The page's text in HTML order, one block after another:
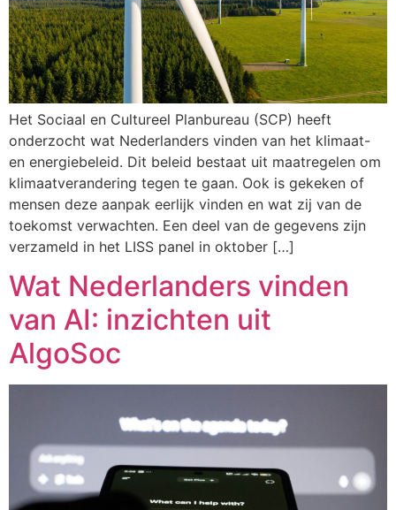
Het Sociaal en Cultureel Planbureau (SCP) heeft
onderzocht wat Nederlanders vinden van het klimaat-
en energiebeleid. Dit beleid bestaat uit maatregelen om
klimaatverandering tegen te gaan. Ook is gekeken of
mensen deze aanpak eerlijk vinden en wat zij van de
toekomst verwachten. Een deel van de gegevens zijn
verzameld in het LISS panel in oktober […]
Wat Nederlanders vinden
van AI: inzichten uit
AlgoSoc